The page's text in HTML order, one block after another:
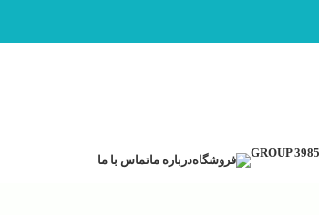
فروشگاهدرباره ماتماس با ما